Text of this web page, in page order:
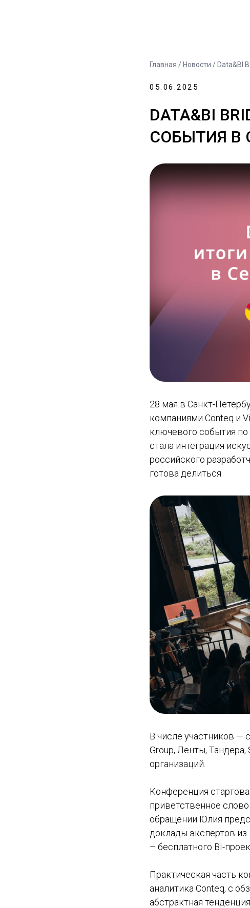
Главная / Новости / Data&BI
05.06.2025
DATA&BI
СОБЫТИЯ В
28 мая в Санкт-
компаниями Conteq и
ключевого события
стала интеграция
российского
готова делиться.
В числе участников —
Group, Ленты, Тандера,
организаций.
Конференция
приветственное
обращении Юлия
доклады экспертов из
– бесплатного BI-
Практическая часть
аналитика Conteq, с
абстрактная